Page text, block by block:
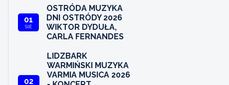
01
SIE
OSTRÓDA MUZYKA
DNI OSTRÓDY 2026
WIKTOR DYDUŁA,
CARLA FERNANDES
02
LIDZBARK
WARMIŃSKI MUZYKA
VARMIA MUSICA 2026